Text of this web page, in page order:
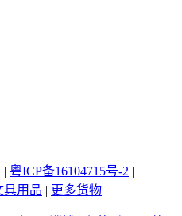
| 粤ICP备16104715号-2 |
具用品 | 更多货物